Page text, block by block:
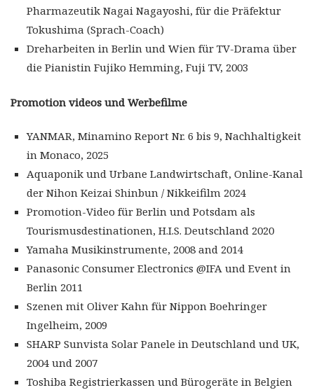
Pharmazeutik Nagai Nagayoshi, für die Präfektur
Tokushima (Sprach-Coach)
Dreharbeiten in Berlin und Wien für TV-Drama über
die Pianistin Fujiko Hemming, Fuji TV, 2003
Promotion videos und Werbefilme
YANMAR, Minamino Report Nr. 6 bis 9, Nachhaltigkeit
in Monaco, 2025
Aquaponik und Urbane Landwirtschaft, Online-Kanal
der Nihon Keizai Shinbun / Nikkeifilm 2024
Promotion-Video für Berlin und Potsdam als
Tourismusdestinationen, H.I.S. Deutschland 2020
Yamaha Musikinstrumente, 2008 and 2014
Panasonic Consumer Electronics @IFA und Event in
Berlin 2011
Szenen mit Oliver Kahn für Nippon Boehringer
Ingelheim, 2009
SHARP Sunvista Solar Panele in Deutschland und UK,
2004 und 2007
Toshiba Registrierkassen und Bürogeräte in Belgien